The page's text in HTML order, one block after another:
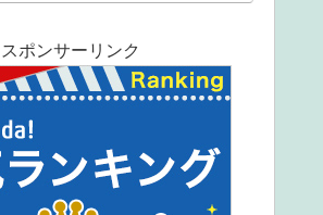
スポンサーリンク